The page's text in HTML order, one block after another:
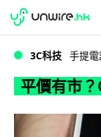
平價
WWDC 2026
3C科技 手提
平價有市